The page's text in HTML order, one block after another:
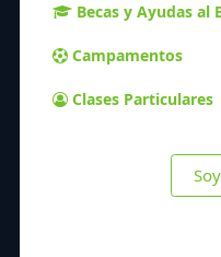
Becas y Ayudas al
Campamentos
Clases Particulares